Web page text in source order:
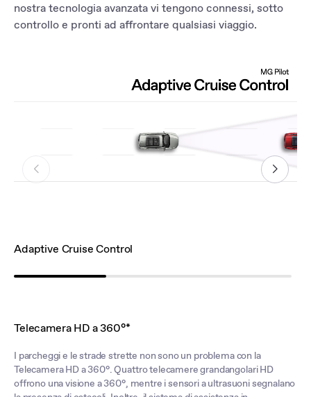
nostra tecnologia avanzata vi tengono connessi, sotto
controllo e pronti ad affrontare qualsiasi viaggio.
Adaptive Cruise Control
Telecamera HD a 360°*
I parcheggi e le strade strette non sono un problema con la
Telecamera HD a 360°. Quattro telecamere grandangolari HD
offrono una visione a 360°, mentre i sensori a ultrasuoni segnalano